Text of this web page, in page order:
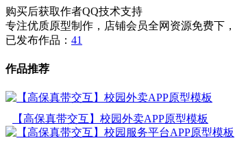
购买后获取作者QQ技术支持
专注优质原型制作，店铺会员全网资源免费下
已发布作品： 41
作品推荐
【高保真带交互】校园外卖APP原型模板